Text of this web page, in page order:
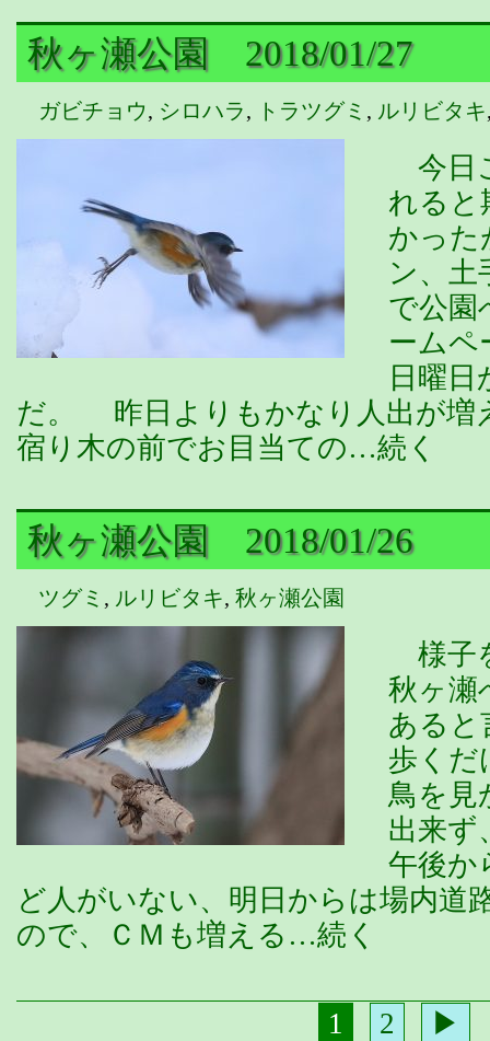
秋ヶ瀬公園 2018/01/27
ガビチョウ, シロハラ, トラツグミ , ルリビタキ
今日
れると
かった
ン、土
で公園
ームペ
日曜
だ。 昨日よりもかなり人出が増
宿り木の前でお目当ての…続く
秋ヶ瀬公園 2018/01/26
ツグミ , ルリビタキ, 秋ヶ瀬公園
様子
秋ヶ瀬
ある
歩くだ
鳥を見
出来
午後か
ど人がいない、明日からは場内道
ので、ＣＭも増える…続く
1 2 ▶